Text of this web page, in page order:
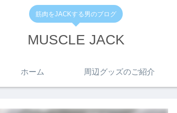
筋肉をJACKする男のブログ
MUSCLE JACK
ホーム 周辺グッズのご紹介